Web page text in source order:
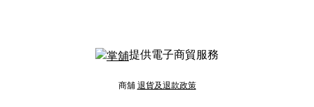
提供電子商貿服務
商舖 退貨及退款政策